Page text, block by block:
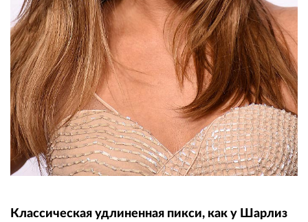
Классическая удлиненная пикси, как у Шарлиз